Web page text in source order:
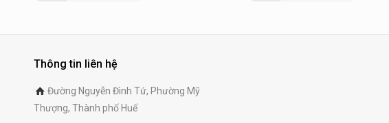
Thông tin liên hệ
Đường Nguyễn Đình Tứ, Phường Mỹ
Thượng, Thành phố Huế